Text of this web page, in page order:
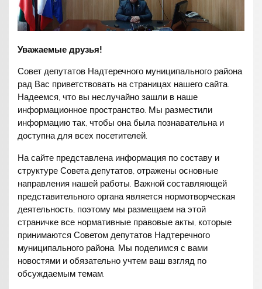
Уважаемые друзья!
Совет депутатов Надтеречного муниципального района
рад Вас приветствовать на страницах нашего сайта.
Надеемся, что вы неслучайно зашли в наше
информационное пространство. Мы разместили
информацию так, чтобы она была познавательна и
доступна для всех посетителей.
На сайте представлена информация по составу и
структуре Совета депутатов, отражены основные
направления нашей работы. Важной составляющей
представительного органа является нормотворческая
деятельность, поэтому мы размещаем на этой
страничке все нормативные правовые акты, которые
принимаются Советом депутатов Надтеречного
муниципального района. Мы поделимся с вами
новостями и обязательно учтем ваш взгляд по
обсуждаемым темам.